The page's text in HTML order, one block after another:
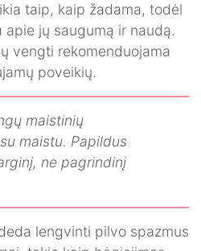
taip, kaip žadama, todėl
jų saugumą ir naudą.
vengti rekomenduojama
poveikių.
maistinių
maistu. Papildus
ne pagrindinį
lengvinti pilvo spazmus